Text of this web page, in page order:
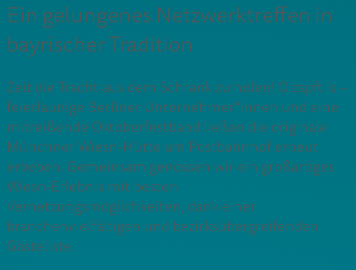
Ein gelungenes Netzwerktreffen in
bayrischer Tradition
Zeit die Tracht aus dem Schrank zu holen! O zapft is –
feierlaunige Berliner Unternehmer*innen und eine
mitreißende Oktoberfestband ließen die originale
Münchner Wiesn-Hütte am Postbahnhof erneut
erbeben. Gemeinsam genossen wir ein großartiges
Wiesn-Erlebnis mit besten
Vernetzungsmöglichkeiten, dank einer
branchenvielfältigen und bezirksübergreifenden
Gästeliste.